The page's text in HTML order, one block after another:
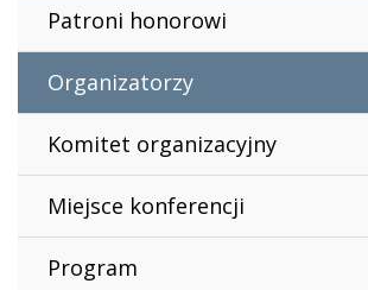
Patroni honorowi
Organizatorzy
Komitet organizacyjny
Miejsce konferencji
Program